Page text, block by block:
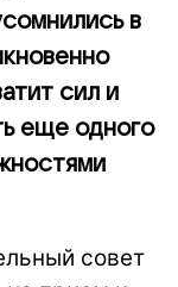
в
сил и
еще одного
совет